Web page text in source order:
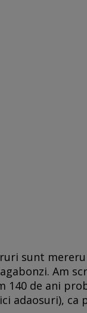
sunt
Am
140 de ani
adaosuri), ca